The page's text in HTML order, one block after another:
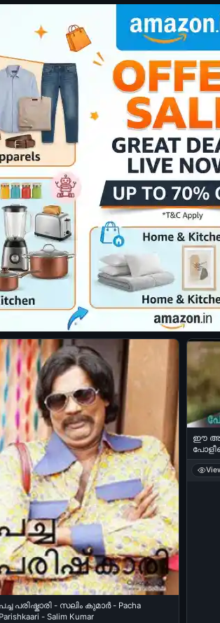
പച്ച പരിഷ്കാരി - സലിം കുമാര്‍ - Pacha
Parishkaari - Salim Kumar‍
ഈ
അലക്സ്‌